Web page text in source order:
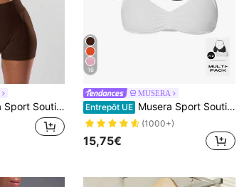
pour le fitness, la course, le club de course, le padel, le tennis, le pickleball, la gym, le fitness, le yoga, le pilates et le quotidien
16
MUSERA
Entrepôt UE Musera Sport Soutien-gorge de sport à buste froncé, dos ouvert, style Top de bikini. Idéal pour le sport, la gym, l'entraînement, le padel, le fitness, le yoga, le pilates et un usage quotidien décontracté
(1000+)
15,75€